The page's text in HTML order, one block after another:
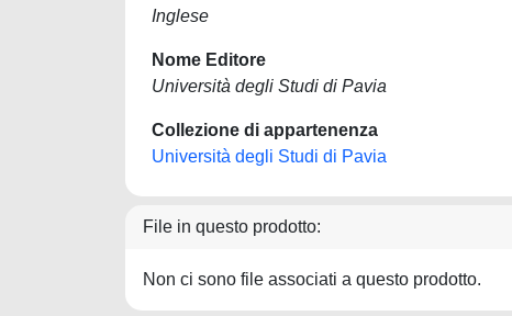
Inglese
Nome Editore
Università degli Studi di Pavia
Collezione di appartenenza
Università degli Studi di Pavia
File in questo prodotto:
Non ci sono file associati a questo prodotto.